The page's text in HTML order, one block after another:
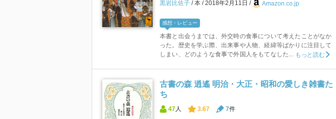
黒岩比佐子 本 2018年2月11日 Amazon.co.jp
感想・レビュー
本書と出会うまでは、外交時の食事について考えたことがなか
った。歴史を学ぶ際、出来事や人物、経緯等ばかりに注目して
しまい、どのような食事で外国人をもてなした... もっと読む
古書の森 逍遙 明治・大正・昭和の愛しき雑書た
ち
47人 3.67 7件